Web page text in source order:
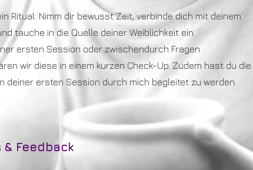
Ritual: Nimm dir bewusst Zeit, verbinde dich mit deinem
tauche in die Quelle deiner Weiblichkeit ein.
ersten Session oder zwischendurch Fragen
wir diese in einem kurzen Check-Up. Zudem hast du die
deiner ersten Session durch mich begleitet zu werden.
Feedback